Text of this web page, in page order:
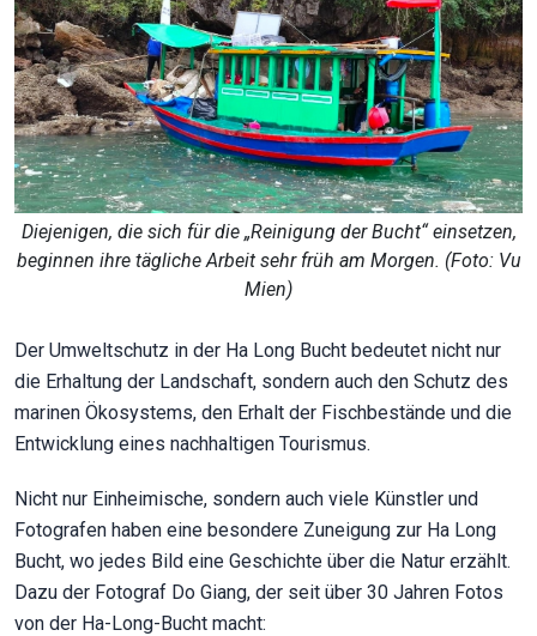
Diejenigen, die sich für die „Reinigung der Bucht“ einsetzen,
beginnen ihre tägliche Arbeit sehr früh am Morgen. (Foto: Vu
Mien)
Der Umweltschutz in der Ha Long Bucht bedeutet nicht nur
die Erhaltung der Landschaft, sondern auch den Schutz des
marinen Ökosystems, den Erhalt der Fischbestände und die
Entwicklung eines nachhaltigen Tourismus.
Nicht nur Einheimische, sondern auch viele Künstler und
Fotografen haben eine besondere Zuneigung zur Ha Long
Bucht, wo jedes Bild eine Geschichte über die Natur erzählt.
Dazu der Fotograf Do Giang, der seit über 30 Jahren Fotos
von der Ha-Long-Bucht macht: